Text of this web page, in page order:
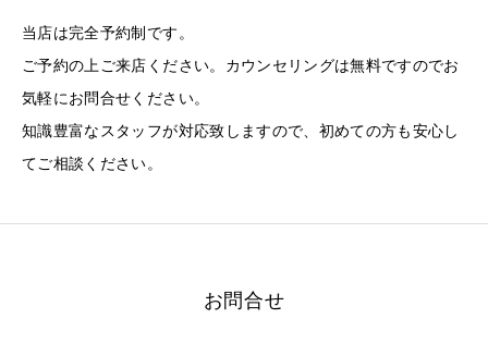
当店は完全予約制です。
ご予約の上ご来店ください。カウンセリングは無料ですのでお
気軽にお問合せください。
知識豊富なスタッフが対応致しますので、初めての方も安心し
てご相談ください。
お問合せ